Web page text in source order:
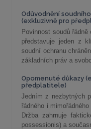
Odůvodnění
(exkluzivně pro
Povinnost soudů
představuje jeden z
soudní ochranu
základních práv a
Opomenuté důkazy
předplatitele)
Jedním z nezbytných
řádného i
Držba zahrnuje
possessionis) a